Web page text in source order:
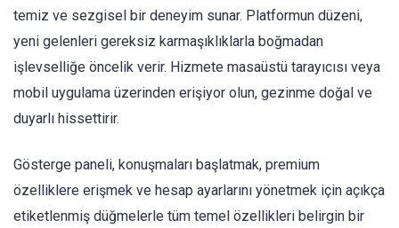
temiz ve sezgisel bir deneyim sunar. Platformun düzeni,
yeni gelenleri gereksiz karmaşıklıklarla boğmadan
işlevselliğe öncelik verir. Hizmete masaüstü tarayıcısı veya
mobil uygulama üzerinden erişiyor olun, gezinme doğal ve
duyarlı hissettirir.
Gösterge paneli, konuşmaları başlatmak, premium
özelliklere erişmek ve hesap ayarlarını yönetmek için açıkça
etiketlenmiş düğmelerle tüm temel özellikleri belirgin bir